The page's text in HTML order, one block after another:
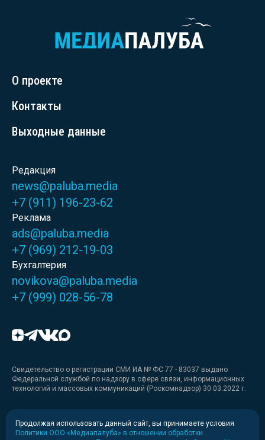
О проекте
Контакты
Выходные данные
Редакция
news@paluba.media
+7 (911) 196-23-62
Реклама
ads@paluba.media
+7 (969) 212-19-03
Бухгалтерия
novikova@paluba.media
+7 (999) 028-56-78
Свидетельство о регистрации СМИ ИА № ФС 77 - 83037 выдано
Федеральной службой по надзору в сфере связи, информационных
технологий и массовых коммуникаций (Роскомнадзор) 30.03.2022 г.
Медиакит
Медиакит для печати
Продолжая использовать данный сайт, вы принимаете условия
Политики ООО «Медиапалуба» в отношении обработки